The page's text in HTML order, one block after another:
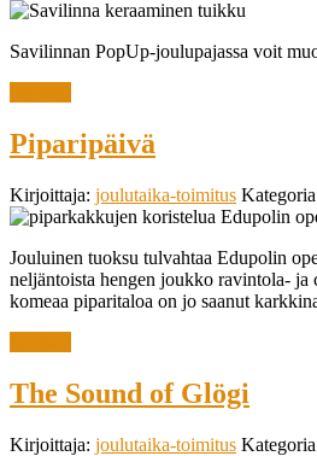
Savilinnan PopUp-joulupajassa voit
Piparipäivä
Kirjoittaja: joulutaika-toimitus
Jouluinen tuoksu tulvahtaa Edupolin
neljäntoista hengen joukko ravintola- ja
komeaa piparitaloa on jo saanut
The Sound of Glögi
Kirjoittaja: joulutaika-toimitus